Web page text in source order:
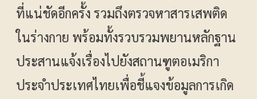
ที่แน่ชัดอีกครั้ง รวมถึงตรวจหาสารเสพติด
ในร่างกาย พร้อมทั้งรวบรวมพยานหลักฐาน
ประสานแจ้งเรื่องไปยังสถานฑูตอเมริกา
ประจำประเทศไทยเพื่อชี้แจงข้อมูลการเกิด